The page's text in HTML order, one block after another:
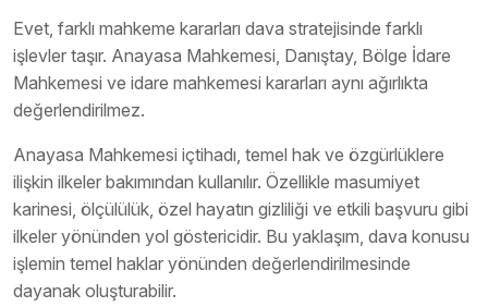
Evet, farklı mahkeme kararları dava stratejisinde farklı
işlevler taşır. Anayasa Mahkemesi, Danıştay, Bölge İdare
Mahkemesi ve idare mahkemesi kararları aynı ağırlıkta
değerlendirilmez.
Anayasa Mahkemesi içtihadı, temel hak ve özgürlüklere
ilişkin ilkeler bakımından kullanılır. Özellikle masumiyet
karinesi, ölçülülük, özel hayatın gizliliği ve etkili başvuru gibi
ilkeler yönünden yol göstericidir. Bu yaklaşım, dava konusu
işlemin temel haklar yönünden değerlendirilmesinde
dayanak oluşturabilir.